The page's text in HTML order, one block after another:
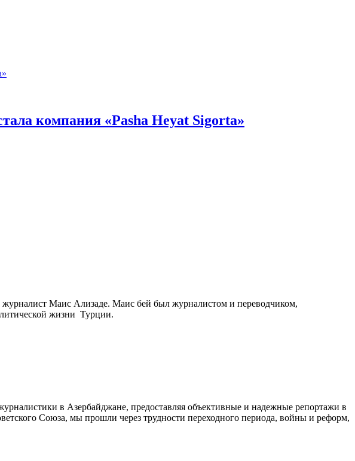
компания «Pasha Heyat Sigorta»
Маис Ализаде. Маис бей был журналистом и переводчиком,
жизни Турции.
в Азербайджане, предоставляя объективные и надежные репортажи в
Союза, мы прошли через трудности переходного периода, войны и реформ,